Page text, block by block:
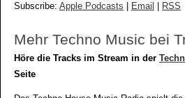
Subscribe: Apple Podcasts Email RSS
Mehr Techno Music bei
Höre die Tracks im Stream in der
Seite